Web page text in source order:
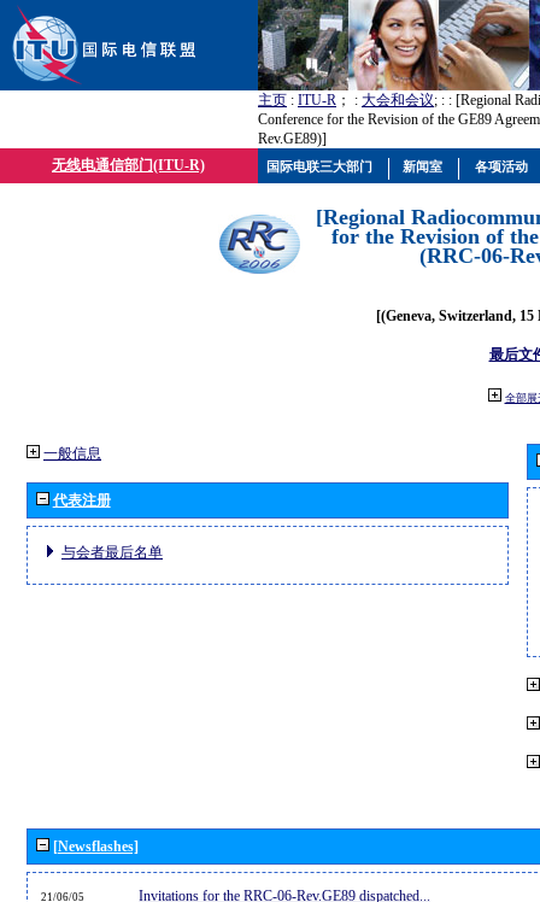
主页 : ITU-R ； : 大会和会议; : : [Regional
Conference for the Revision of the GE89
Rev.GE89)]
无线电通信部门(ITU-R)
[Regional
for the Revision of
(RRC-06-
[(Geneva, Switzerland, 15
最后文
全部展
一般信息
代表注册
与会者最后名单
[Newsflashes]
21/06/05 Invitations for the RRC-06-Rev.GE89 dispatched...
国际电联三大部门 新闻室 各项活动